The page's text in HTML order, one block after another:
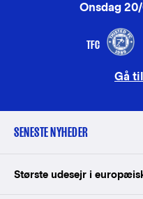
Onsdag
TFC
Gå
SENESTE NYHEDER
Største udesejr i